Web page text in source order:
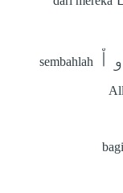
sembahlah